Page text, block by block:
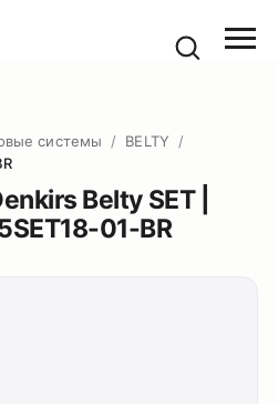
системы / BELTY
/
Belty SET |
01-BR